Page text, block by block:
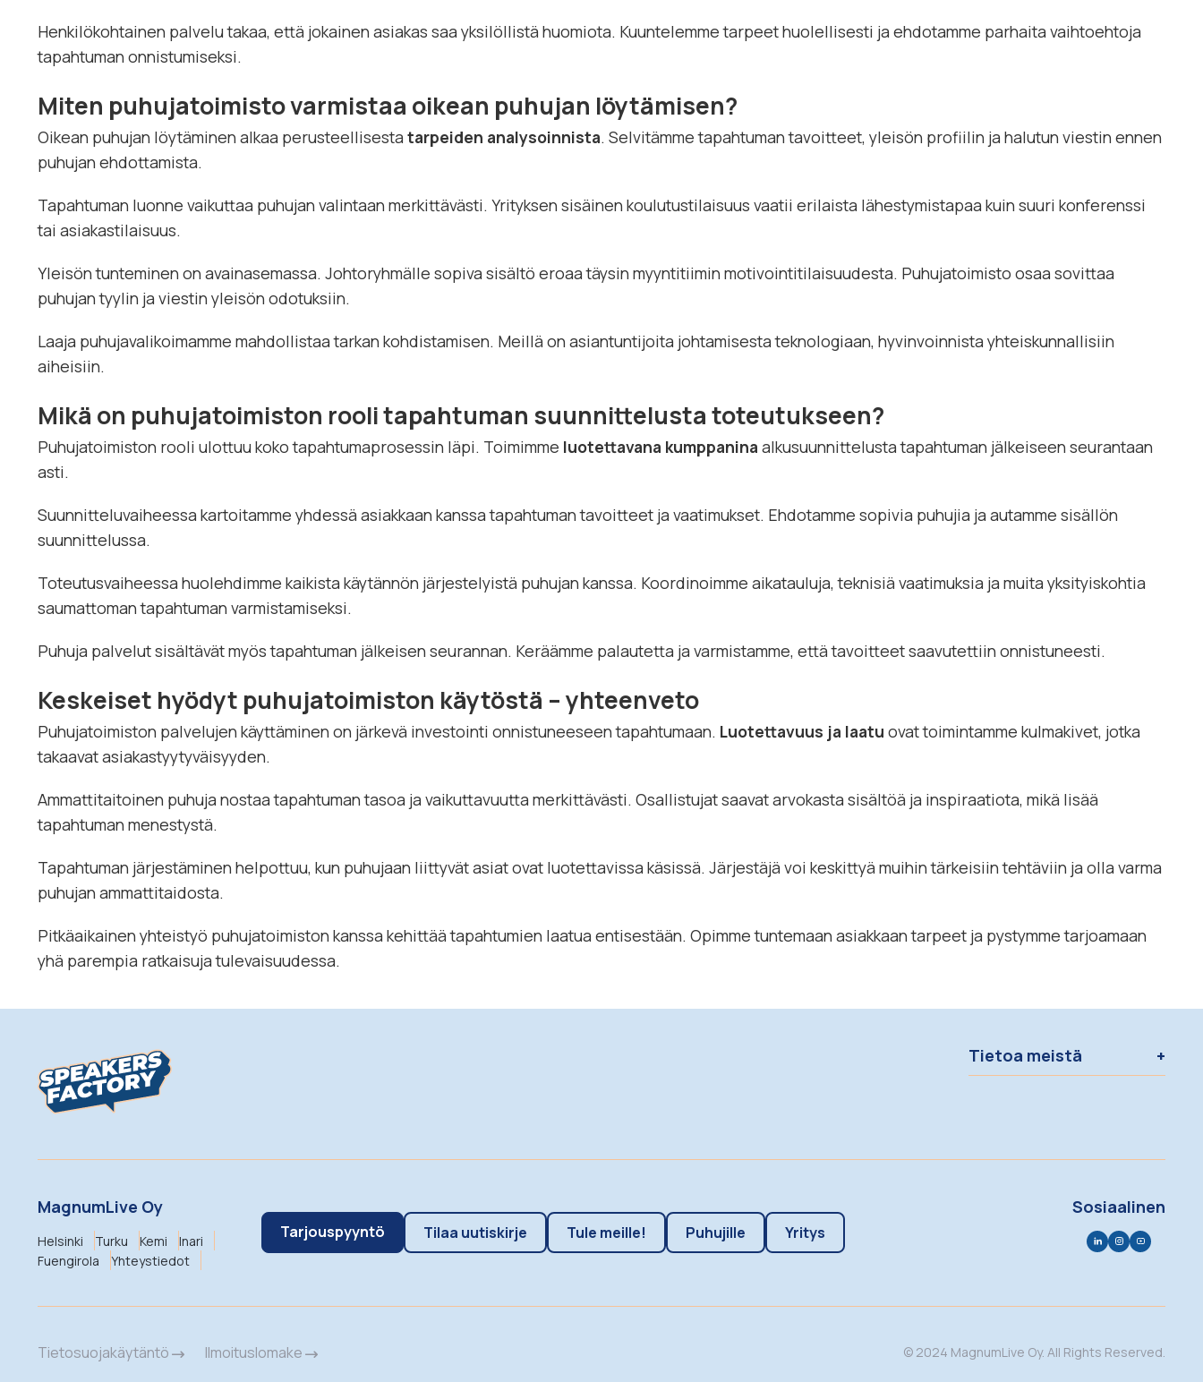
Henkilökohtainen palvelu takaa, että jokainen asiakas saa yksilöllistä huomiota. Kuuntelemme tarpeet huolellisesti ja ehdotamme parhaita vaihtoehtoja
tapahtuman onnistumiseksi.
Miten puhujatoimisto varmistaa oikean puhujan löytämisen?
Oikean puhujan löytäminen alkaa perusteellisesta tarpeiden analysoinnista. Selvitämme tapahtuman tavoitteet, yleisön profiilin ja halutun viestin ennen
puhujan ehdottamista.
Tapahtuman luonne vaikuttaa puhujan valintaan merkittävästi. Yrityksen sisäinen koulutustilaisuus vaatii erilaista lähestymistapaa kuin suuri konferenssi
tai asiakastilaisuus.
Yleisön tunteminen on avainasemassa. Johtoryhmälle sopiva sisältö eroaa täysin myyntitiimin motivointitilaisuudesta. Puhujatoimisto osaa sovittaa
puhujan tyylin ja viestin yleisön odotuksiin.
Laaja puhujavalikoimamme mahdollistaa tarkan kohdistamisen. Meillä on asiantuntijoita johtamisesta teknologiaan, hyvinvoinnista yhteiskunnallisiin
aiheisiin.
Mikä on puhujatoimiston rooli tapahtuman suunnittelusta toteutukseen?
Puhujatoimiston rooli ulottuu koko tapahtumaprosessin läpi. Toimimme luotettavana kumppanina alkusuunnittelusta tapahtuman jälkeiseen seurantaan
asti.
Suunnitteluvaiheessa kartoitamme yhdessä asiakkaan kanssa tapahtuman tavoitteet ja vaatimukset. Ehdotamme sopivia puhujia ja autamme sisällön
suunnittelussa.
Toteutusvaiheessa huolehdimme kaikista käytännön järjestelyistä puhujan kanssa. Koordinoimme aikatauluja, teknisiä vaatimuksia ja muita yksityiskohtia
saumattoman tapahtuman varmistamiseksi.
Puhuja palvelut sisältävät myös tapahtuman jälkeisen seurannan. Keräämme palautetta ja varmistamme, että tavoitteet saavutettiin onnistuneesti.
Keskeiset hyödyt puhujatoimiston käytöstä – yhteenveto
Puhujatoimiston palvelujen käyttäminen on järkevä investointi onnistuneeseen tapahtumaan. Luotettavuus ja laatu ovat toimintamme kulmakivet, jotka
takaavat asiakastyytyväisyyden.
Ammattitaitoinen puhuja nostaa tapahtuman tasoa ja vaikuttavuutta merkittävästi. Osallistujat saavat arvokasta sisältöä ja inspiraatiota, mikä lisää
tapahtuman menestystä.
Tapahtuman järjestäminen helpottuu, kun puhujaan liittyvät asiat ovat luotettavissa käsissä. Järjestäjä voi keskittyä muihin tärkeisiin tehtäviin ja olla varma
puhujan ammattitaidosta.
Pitkäaikainen yhteistyö puhujatoimiston kanssa kehittää tapahtumien laatua entisestään. Opimme tuntemaan asiakkaan tarpeet ja pystymme tarjoamaan
yhä parempia ratkaisuja tulevaisuudessa.
Tietoa meistä
MagnumLive Oy
Helsinki Turku Kemi
Inari
Fuengirola
Yhteystiedot
Tarjouspyyntö Tilaa uutiskirje Tule meille! Puhujille Yritys
Sosiaalinen
Tietosuojakäytäntö Ilmoituslomake © 2024 MagnumLive Oy. All Rights Reserved.